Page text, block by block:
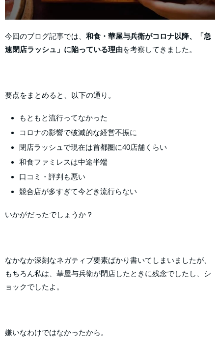
今回のブログ記事では、 和食・華屋与兵衛がコロナ以降、「急
速閉店ラッシュ」に陥っている理由を考察してきました。
要点をまとめると、以下の通り。
もともと流行ってなかった
コロナの影響で破滅的な経営不振に
閉店ラッシュで現在は首都圏に40店舗くらい
和食ファミレスは中途半端
口コミ・評判も悪い
競合店が多すぎて今どき流行らない
いかがだったでしょうか？
なかなか深刻なネガティブ要素ばかり書いてしまいましたが、
もちろん私は、華屋与兵衛が閉店したときに残念でしたし、シ
ョックでしたよ。
嫌いなわけではなかったから。